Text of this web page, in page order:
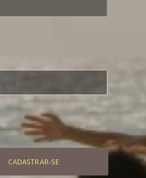
CADASTRAR-SE